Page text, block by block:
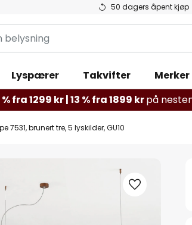
50 dagers åpent kjøp
Lyspærer Takvifter Merker
fra 1299 kr | 13 % fra 1899 krpå
7531, brunert tre, 5 lyskilder, GU10